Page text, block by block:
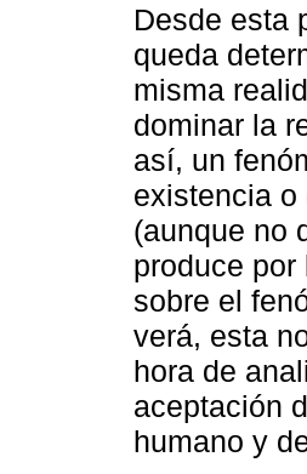
Desde esta
queda
misma
dominar la
así, un
existencia o
(aunque no
produce
sobre el
verá, esta
hora de
aceptación
humano y